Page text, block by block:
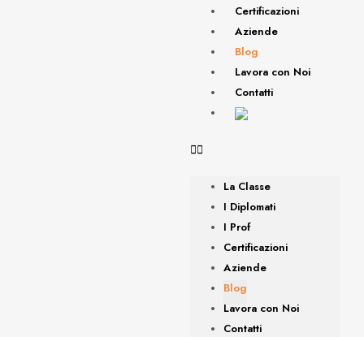
Certificazioni
Aziende
Blog
Lavora con Noi
Contatti
La Classe
I Diplomati
I Prof
Certificazioni
Aziende
Blog
Lavora con Noi
Contatti